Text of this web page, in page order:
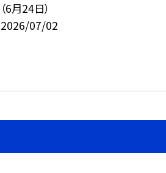
（6月24日）
2026/07/02